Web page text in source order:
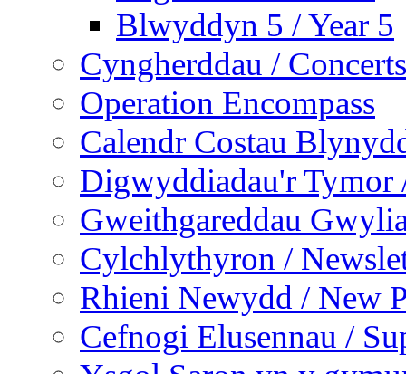
Blwyddyn 5 / Year 5
Cyngherddau / Concerts
Operation Encompass
Calendr Costau
Digwyddiadau'r Tymor
Gweithgareddau
Cylchlythyron /
Rhieni Newydd / New
Cefnogi Elusennau /